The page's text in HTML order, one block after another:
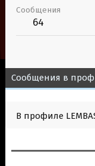
Сообщения
64
Сообщения в
В профиле